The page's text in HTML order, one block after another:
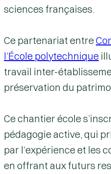
sciences françaises.
Ce partenariat entre
l’École polytechnique
travail inter-
préservation du
Ce chantier école
pédagogie active, qui
par l’expérienceet les
en offrant aux futurs